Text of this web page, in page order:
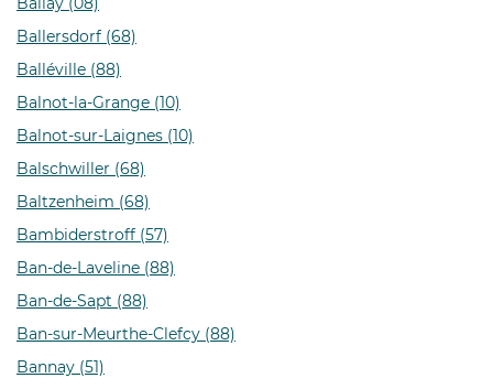
Ballersdorf (68)
Balléville (88)
Balnot-la-Grange (10)
Balnot-sur-Laignes (10)
Balschwiller (68)
Baltzenheim (68)
Bambiderstroff (57)
Ban-de-Laveline (88)
Ban-de-Sapt (88)
Ban-sur-Meurthe-Clefcy (88)
Bannay (51)